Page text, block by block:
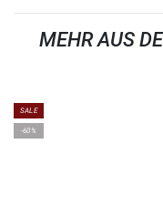
MEHR AUS
SALE
-60%